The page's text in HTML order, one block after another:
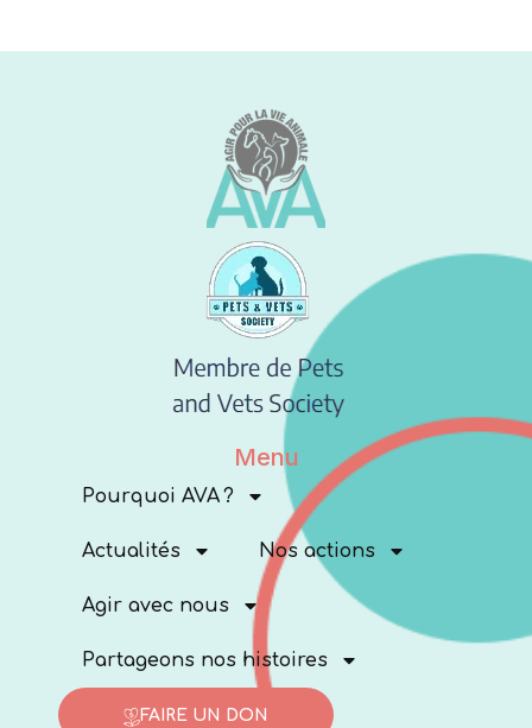
Menu
Pourquoi AVA ?
Actualités Nos actions
Agir avec nous
Partageons nos histoires
FAIRE UN DON